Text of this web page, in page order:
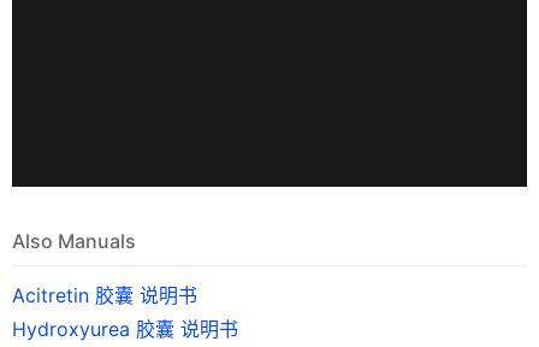
Also Manuals
Acitretin 胶囊 说明书
Hydroxyurea 胶囊 说明书